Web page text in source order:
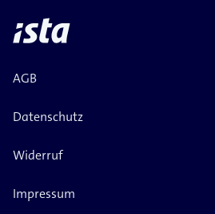
AGB
Datenschutz
Widerruf
Impressum